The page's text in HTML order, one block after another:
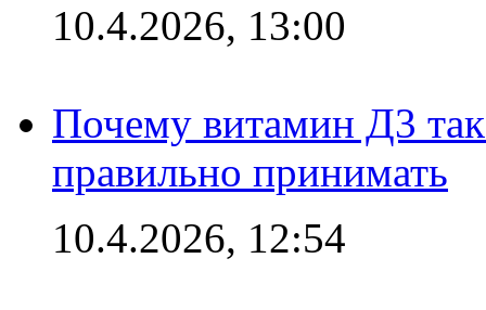
10.4.2026, 13:00
Почему витамин Д3 так
правильно принимать
10.4.2026, 12:54